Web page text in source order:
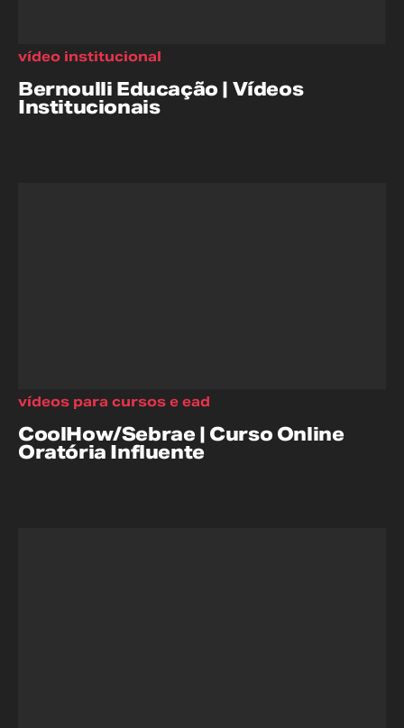
Bernoulli Educação | Vídeos
Institucionais
vídeo institucional
CoolHow/Sebrae | Curso Online
Oratória Influente
vídeos para cursos e ead